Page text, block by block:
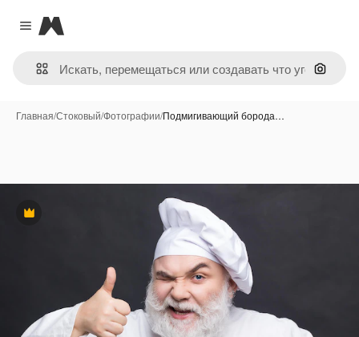
Close menu
Magnific
Поиск
Главная/Стоковый/Фотографии/Подмигивающий борода…
Премиум